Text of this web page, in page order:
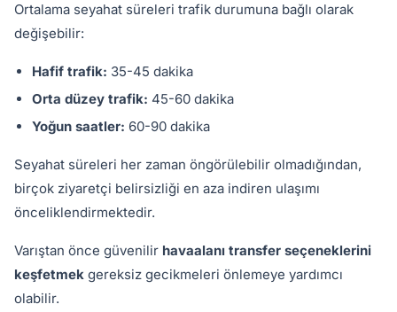
Ortalama seyahat süreleri trafik durumuna bağlı olarak
değişebilir:
Hafif trafik: 35-45 dakika
Orta düzey trafik: 45-60 dakika
Yoğun saatler: 60-90 dakika
Seyahat süreleri her zaman öngörülebilir olmadığından,
birçok ziyaretçi belirsizliği en aza indiren ulaşımı
önceliklendirmektedir.
Varıştan önce güvenilir havaalanı transfer seçeneklerini
keşfetmek gereksiz gecikmeleri önlemeye yardımcı
olabilir.